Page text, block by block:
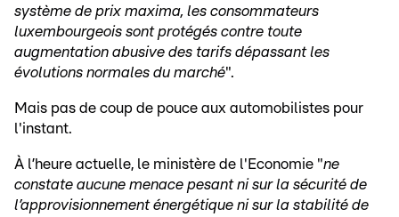
système de prix maxima, les consommateurs
luxembourgeois sont protégés contre toute
augmentation abusive des tarifs dépassant les
évolutions normales du marché".
Mais pas de coup de pouce aux automobilistes pour
l'instant.
À l’heure actuelle, le ministère de l'Economie "ne
constate aucune menace pesant ni sur la sécurité de
l’approvisionnement énergétique ni sur la stabilité de